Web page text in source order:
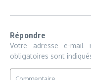
Répondre
Votre adresse e-mail
obligatoires sont